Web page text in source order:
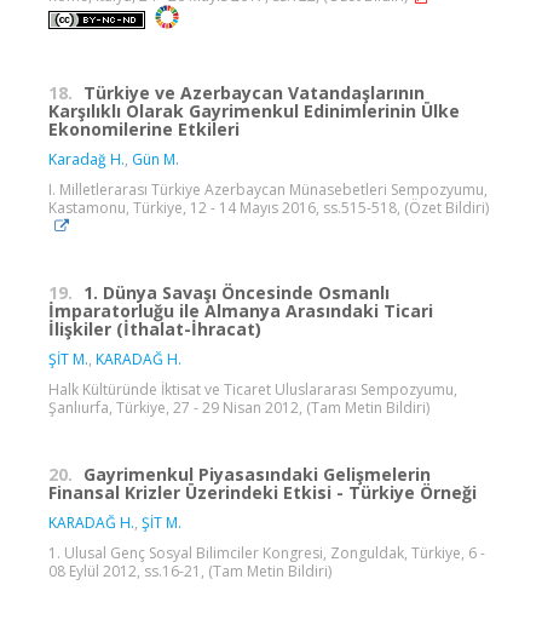
18. Türkiye ve Azerbaycan Vatandaşlarının
Karşılıklı Olarak Gayrimenkul Edinimlerinin Ülke
Ekonomilerine Etkileri
Karadağ H., Gün M.
I. Milletlerarası Türkiye Azerbaycan Münasebetleri Sempozyumu,
Kastamonu, Türkiye, 12 - 14 Mayıs 2016, ss.515-518, (Özet Bildiri)
19. 1. Dünya Savaşı Öncesinde Osmanlı
İmparatorluğu ile Almanya Arasındaki Ticari
İlişkiler (İthalat-İhracat)
ŞİT M., KARADAĞ H.
Halk Kültüründe İktisat ve Ticaret Uluslararası Sempozyumu,
Şanlıurfa, Türkiye, 27 - 29 Nisan 2012, (Tam Metin Bildiri)
20. Gayrimenkul Piyasasındaki Gelişmelerin
Finansal Krizler Üzerindeki Etkisi - Türkiye Örneği
KARADAĞ H., ŞİT M.
1. Ulusal Genç Sosyal Bilimciler Kongresi, Zonguldak, Türkiye, 6 -
08 Eylül 2012, ss.16-21, (Tam Metin Bildiri)